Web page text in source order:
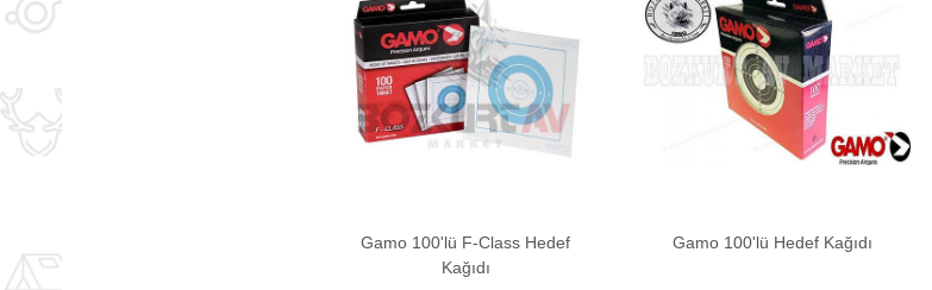
Gamo 100'lü F-Class Hedef
Kağıdı
Gamo 100'lü Hedef Kağıdı